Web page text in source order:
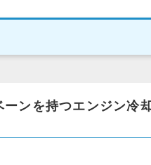
ーンを持つエンジン冷